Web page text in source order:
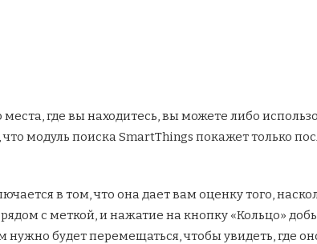
места, где вы находитесь, вы можете либо
модуль поиска SmartThings покажет только
в том, что она дает вам оценку того,
с меткой, и нажатие на кнопку «Кольцо»
будет перемещаться, чтобы увидеть, где